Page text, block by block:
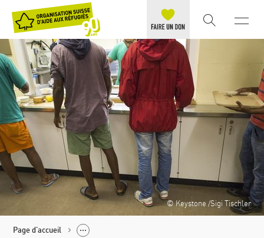
© Keystone /Sigi Tischler
Page d'accueil